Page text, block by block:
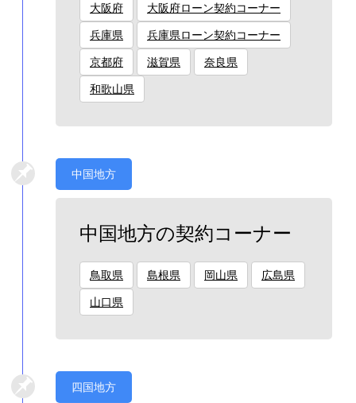
大阪府 大阪府ローン契約コーナー
兵庫県 兵庫県ローン契約コーナー
京都府 滋賀県 奈良県
和歌山県
中国地方
中国地方の契約コーナー
鳥取県 島根県 岡山県 広島県
山口県
四国地方